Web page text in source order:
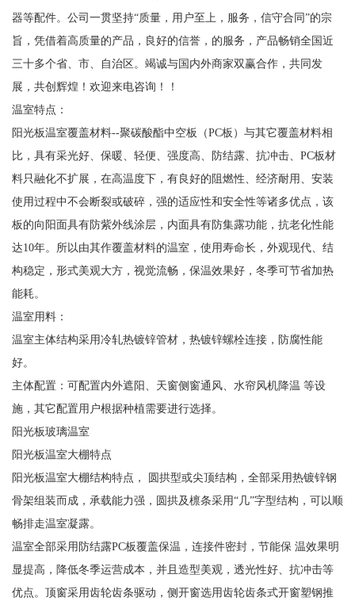
器等配件。公司一贯坚持“质量，用户至上，服务，信守合同”的宗
旨，凭借着高质量的产品，良好的信誉，的服务，产品畅销全国近
三十多个省、市、自治区。竭诚与国内外商家双赢合作，共同发
展，共创辉煌！欢迎来电咨询！！
温室特点：
阳光板温室覆盖材料--聚碳酸酯中空板（PC板）与其它覆盖材料相
比，具有采光好、保暖、轻便、强度高、防结露、抗冲击、PC板材
料只融化不扩展，在高温度下，有良好的阻燃性、经济耐用、安装
使用过程中不会断裂或破碎，强的适应性和安全性等诸多优点，该
板的向阳面具有防紫外线涂层，内面具有防集露功能，抗老化性能
达10年。所以由其作覆盖材料的温室，使用寿命长，外观现代、结
构稳定，形式美观大方，视觉流畅，保温效果好，冬季可节省加热
能耗。
温室用料：
温室主体结构采用冷轧热镀锌管材，热镀锌螺栓连接，防腐性能
好。
主体配置：可配置内外遮阳、天窗侧窗通风、水帘风机降温 等设
施，其它配置用户根据种植需要进行选择。
阳光板玻璃温室
阳光板温室大棚特点
阳光板温室大棚结构特点， 圆拱型或尖顶结构，全部采用热镀锌钢
骨架组装而成，承载能力强，圆拱及檩条采用“几”字型结构，可以顺
畅排走温室凝露。
温室全部采用防结露PC板覆盖保温，连接件密封，节能保 温效果明
显提高，降低冬季运营成本，并且造型美观，透光性好、抗冲击等
优点。顶窗采用齿轮齿条驱动，侧开窗选用齿轮齿条式开窗塑钢推